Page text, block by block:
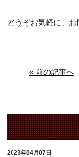
どうぞお気軽に、
« 前の記事へ
2023年04月07日